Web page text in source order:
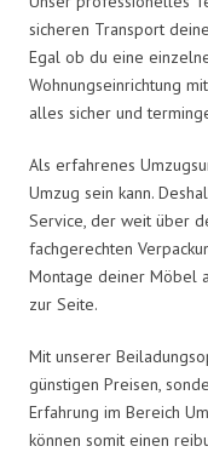
sicheren Transport
Egal ob du eine
Wohnungseinrichtung
alles sicher und
Als erfahrenes
Umzug sein kann.
Service, der weit über
fachgerechten
Montage deiner Möbel
zur Seite.
Mit unserer
günstigen Preisen,
Erfahrung im Bereich
können somit einen